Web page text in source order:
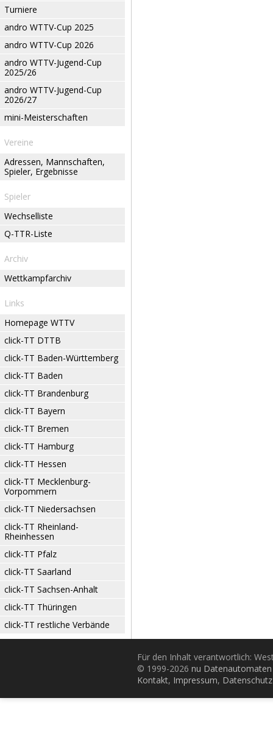
Turniere
andro WTTV-Cup 2025
andro WTTV-Cup 2026
andro WTTV-Jugend-Cup
2025/26
andro WTTV-Jugend-Cup
2026/27
mini-Meisterschaften
Vereine
Adressen, Mannschaften,
Spieler, Ergebnisse
Spieler
Wechselliste
Q-TTR-Liste
Archiv
Wettkampfarchiv
Links
Homepage WTTV
click-TT DTTB
click-TT Baden-Württemberg
click-TT Baden
click-TT Brandenburg
click-TT Bayern
click-TT Bremen
click-TT Hamburg
click-TT Hessen
click-TT Mecklenburg-
Vorpommern
click-TT Niedersachsen
click-TT Rheinland-
Rheinhessen
click-TT Pfalz
click-TT Saarland
click-TT Sachsen-Anhalt
click-TT Thüringen
click-TT restliche Verbände
Für den Inhalt verantwortlich:
© 1999-2026 nu
Kontakt, Impressum, Datenschutz